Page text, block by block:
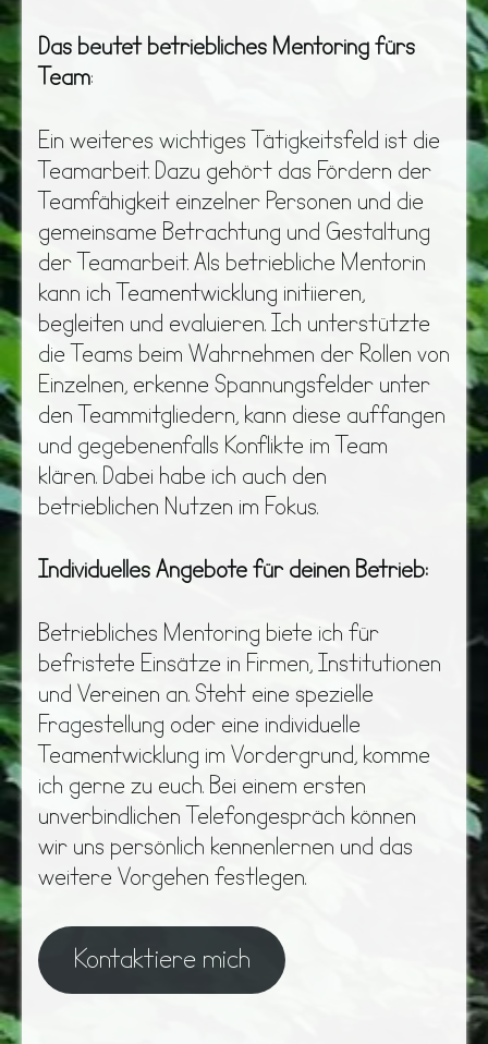
Das beutet betriebliches Mentoring fürs
Team:
Ein weiteres wichtiges Tätigkeitsfeld ist die
Teamarbeit. Dazu gehört das Fördern der
Teamfähigkeit einzelner Personen und die
gemeinsame Betrachtung und Gestaltung
der Teamarbeit. Als betriebliche Mentorin
kann ich Teamentwicklung initiieren,
begleiten und evaluieren. Ich unterstützte
die Teams beim Wahrnehmen der Rollen von
Einzelnen, erkenne Spannungsfelder unter
den Teammitgliedern, kann diese auffangen
und gegebenenfalls Konflikte im Team
klären. Dabei habe ich auch den
betrieblichen Nutzen im Fokus.
Individuelles Angebote für deinen Betrieb:
Betriebliches Mentoring biete ich für
befristete Einsätze in Firmen, Institutionen
und Vereinen an. Steht eine spezielle
Fragestellung oder eine individuelle
Teamentwicklung im Vordergrund, komme
ich gerne zu euch. Bei einem ersten
unverbindlichen Telefongespräch können
wir uns persönlich kennenlernen und das
weitere Vorgehen festlegen.
Kontaktiere mich